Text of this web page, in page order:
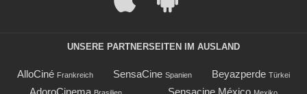
UNSERE PARTNERSEITEN IM AUSLAND
AlloCiné Frankreich SensaCine Spanien Beyazperde Türkei